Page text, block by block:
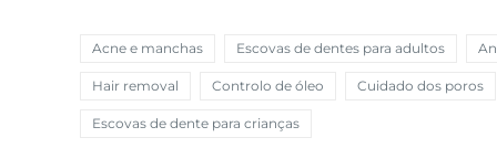
Acne e manchas Escovas de dentes para adultos
Hair removal Controlo de óleo Cuidado dos poros
Escovas de dente para crianças
Ofertas especiais Bestsellers